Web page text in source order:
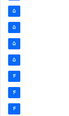
5
5
5
5
4
4
4